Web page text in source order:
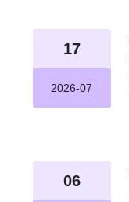
17
2026-07
06